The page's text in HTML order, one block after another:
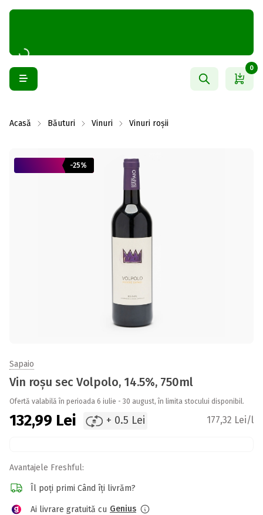
0
Acasă Băuturi Vinuri Vinuri roșii
-25%
Sapaio
Vin roșu sec Volpolo, 14.5%, 750ml
Ofertă valabilă în perioada 6 iulie - 30 august, în limita stocului disponibil.
132,99 Lei + 0.5 Lei 177,32 Lei/l
Avantajele Freshful:
Îl poți primi Când îți livrăm?
Ai livrare gratuită cu Genius